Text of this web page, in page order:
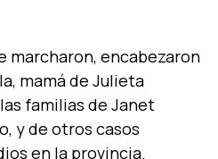
marcharon, encabezaron
mamá de Julieta
familias de Janet
y de otros casos
en la provincia.